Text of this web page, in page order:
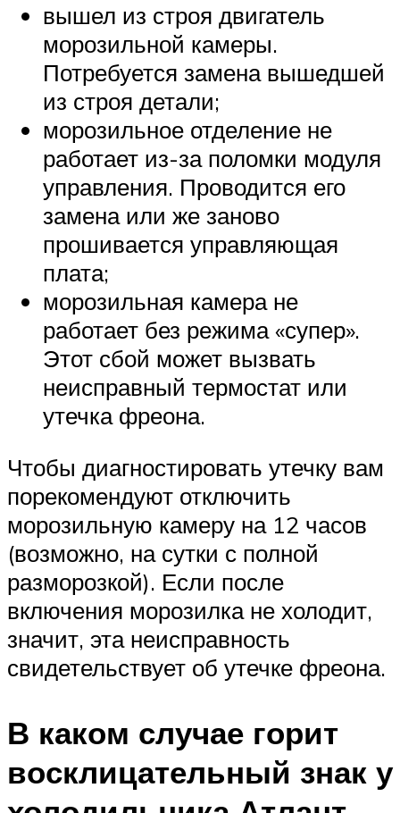
вышел из строя двигатель
морозильной камеры.
Потребуется замена вышедшей
из строя детали;
морозильное отделение не
работает из-за поломки модуля
управления. Проводится его
замена или же заново
прошивается управляющая
плата;
морозильная камера не
работает без режима «супер».
Этот сбой может вызвать
неисправный термостат или
утечка фреона.
Чтобы диагностировать утечку вам
порекомендуют отключить
морозильную камеру на 12 часов
(возможно, на сутки с полной
разморозкой). Если после
включения морозилка не холодит,
значит, эта неисправность
свидетельствует об утечке фреона.
В каком случае горит
восклицательный знак у